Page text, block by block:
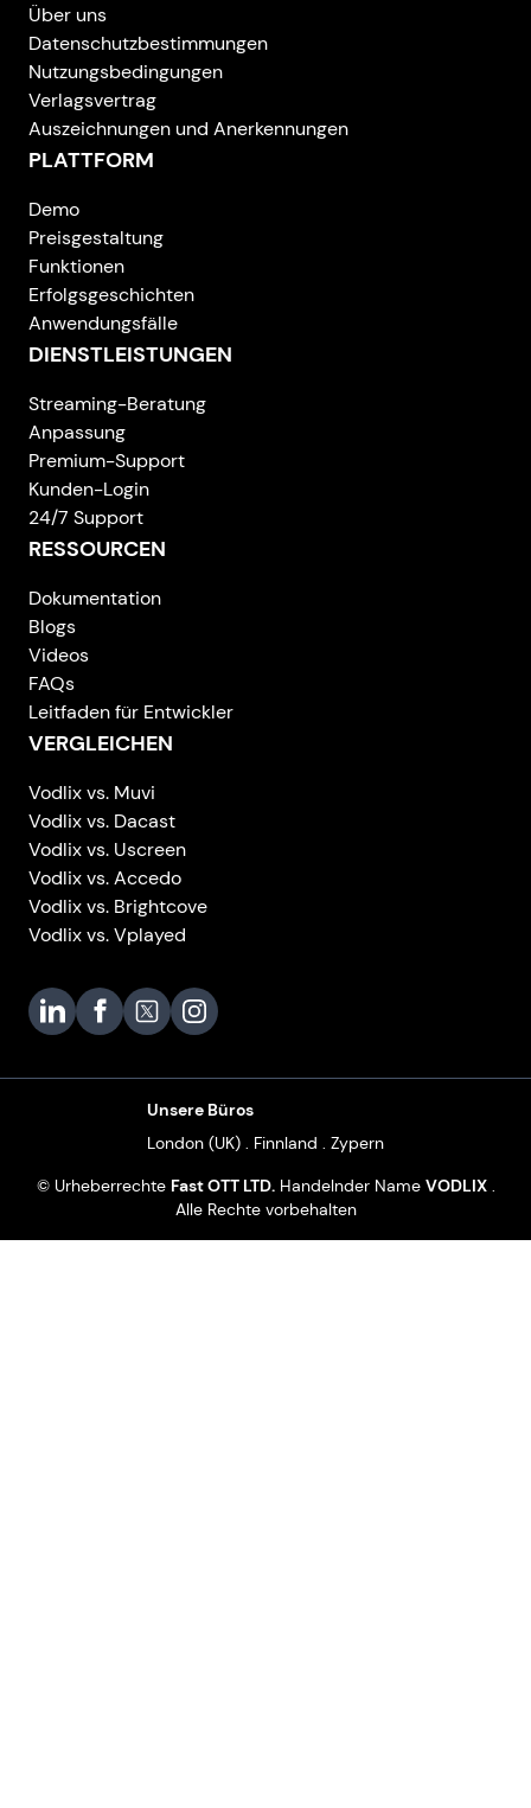
Über uns
Datenschutzbestimmungen
Nutzungsbedingungen
Verlagsvertrag
Auszeichnungen und Anerkennungen
PLATTFORM
Demo
Preisgestaltung
Funktionen
Erfolgsgeschichten
Anwendungsfälle
DIENSTLEISTUNGEN
Streaming-Beratung
Anpassung
Premium-Support
Kunden-Login
24/7 Support
RESSOURCEN
Dokumentation
Blogs
Videos
FAQs
Leitfaden für Entwickler
VERGLEICHEN
Vodlix vs. Muvi
Vodlix vs. Dacast
Vodlix vs. Uscreen
Vodlix vs. Accedo
Vodlix vs. Brightcove
Vodlix vs. Vplayed
Vodlix on LinkedIn
Vodlix on Facebook
Vodlix on X (Twitter)
Vodlix on Instagram
Unsere Büros
London (UK) . Finnland . Zypern
© Urheberrechte Fast OTT LTD.Handelnder Name VODLIX.
Alle Rechte vorbehalten